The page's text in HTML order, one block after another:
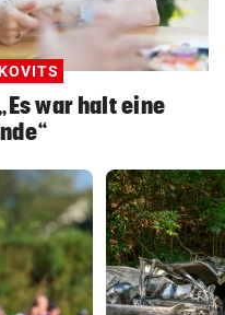
war halt eine